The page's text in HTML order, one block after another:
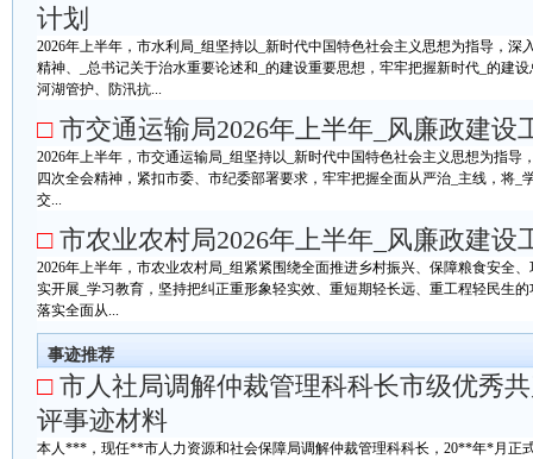
计划
2026年上半年，市水利局_组坚持以_新时代中国特色社会主义思想为指导，深
精神、_总书记关于治水重要论述和_的建设重要思想，牢牢把握新时代_的建
河湖管护、防汛抗...
□ 市交通运输局2026年上半年_风廉政建设
2026年上半年，市交通运输局_组坚持以_新时代中国特色社会主义思想为指导
四次全会精神，紧扣市委、市纪委部署要求，牢牢把握全面从严治_主线，将_
交...
□ 市农业农村局2026年上半年_风廉政建设
2026年上半年，市农业农村局_组紧紧围绕全面推进乡村振兴、保障粮食安全
实开展_学习教育，坚持把纠正重形象轻实效、重短期轻长远、重工程轻民生
落实全面从...
事迹推荐
□ 市人社局调解仲裁管理科科长市级优秀
评事迹材料
本人***，现任**市人力资源和社会保障局调解仲裁管理科科长，20**年*月正